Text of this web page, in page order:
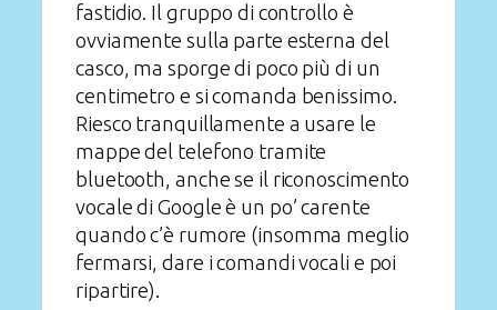
fastidio. Il gruppo di controllo è
ovviamente sulla parte esterna del
casco, ma sporge di poco più di un
centimetro e si comanda benissimo.
Riesco tranquillamente a usare le
mappe del telefono tramite
bluetooth, anche se il riconoscimento
vocale di Google è un po’ carente
quando c’è rumore (insomma meglio
fermarsi, dare i comandi vocali e poi
ripartire).